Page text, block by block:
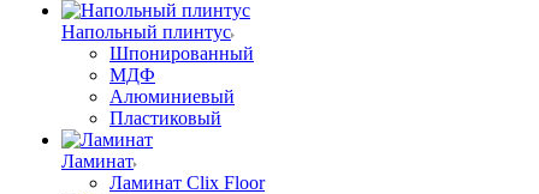
Напольный плинтус
Шпонированный
МДФ
Алюминиевый
Пластиковый
Ламинат
Ламинат Clix Floor